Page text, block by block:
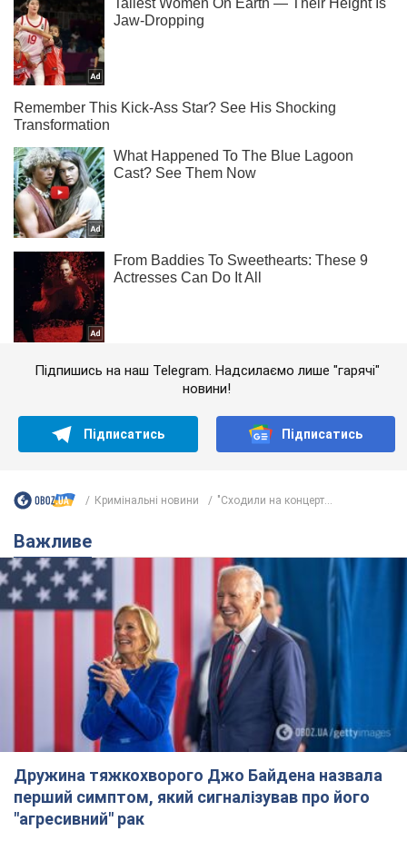
Підпишись на наш Telegram. Надсилаємо лише "гарячі"
новини!
Підписатись Підписатись
Кримінальні новини "Сходили на концерт...
Важливе
Дружина тяжкохворого Джо Байдена назвала
перший симптом, який сигналізував про його
"агресивний" рак